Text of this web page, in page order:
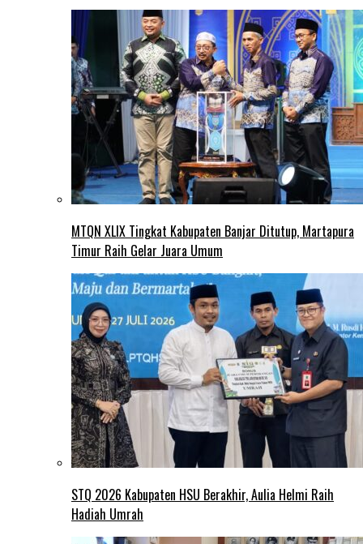
MTQN XLIX Tingkat Kabupaten Banjar Ditutup, Martapura
Timur Raih Gelar Juara Umum
STQ 2026 Kabupaten HSU Berakhir, Aulia Helmi Raih
Hadiah Umrah